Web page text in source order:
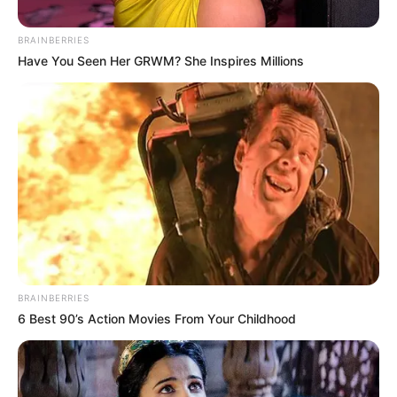
Por:Alerta Tolima
Abril 20, 2019
COMPARTIR
UNIRSE AL CANAL DE WHATSAPP
El primer reporte de movilidad en las carreteras del país
cuando inicia el puente festivo más largo del año deja
BRAINBERRIES
Have You Seen Her GRWM? She Inspires Millions
BRAINBERRIES
6 Best 90’s Action Movies From Your Childhood